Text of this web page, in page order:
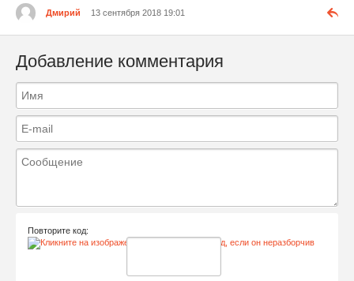
Дмирий 13 сентября 2018 19:01
Добавление комментария
Повторите код: